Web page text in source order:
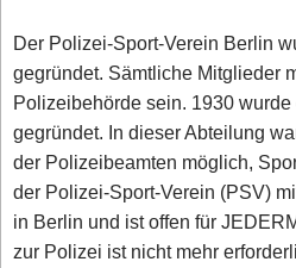
Der Polizei-Sport-Verein Berlin
gegründet. Sämtliche Mitglieder
Polizeibehörde sein. 1930
gegründet. In dieser Abteilung
der Polizeibeamten möglich,
der Polizei-Sport-Verein (PSV)
in Berlin und ist offen für
zur Polizei ist nicht mehr